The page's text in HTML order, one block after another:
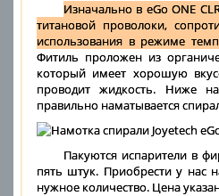
Изначально в eGo ONE
титановой проволоки,
использования в режиме
Фитиль проложен из
который имеет хорошую
проводит жидкость. Ниже
правильно наматывается
Пакуются испарители в
пять штук. Приобрести у нас
нужное количество. Цена